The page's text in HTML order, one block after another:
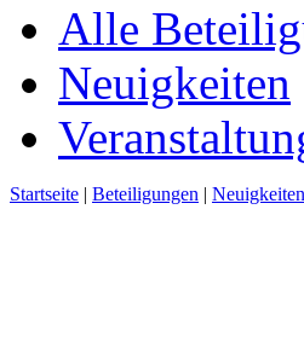
Alle
Neuigkeiten
Startseite | Beteiligungen | Neuigkeiten